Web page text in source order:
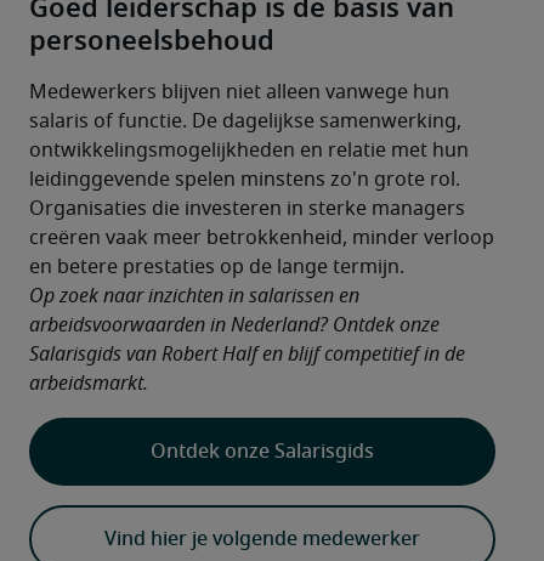
Goed leiderschap is de basis van
personeelsbehoud
Ontdek onze Salarisgids
Vind hier je volgende medewerker
Medewerkers blijven niet alleen vanwege hun
salaris of functie. De dagelijkse samenwerking,
ontwikkelingsmogelijkheden en relatie met hun
leidinggevende spelen minstens zo'n grote rol.
Organisaties die investeren in sterke managers
creëren vaak meer betrokkenheid, minder verloop
en betere prestaties op de lange termijn.
Op zoek naar inzichten in salarissen en
arbeidsvoorwaarden in Nederland? Ontdek onze
Salarisgids van Robert Half en blijf competitief in de
arbeidsmarkt.